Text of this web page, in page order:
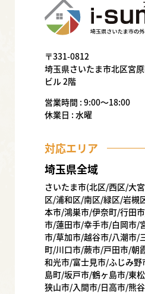
〒331-0812
埼玉県さいたま市北区宮
ビル 2階
営業時間 : 9:00〜18:00
休業日 : 水曜
対応エリア
埼玉県全域
さいたま市(北区/西区/大
区/浦和区/南区/緑区/岩槻
本市/鴻巣市/伊奈町/行田
市/蓮田市/幸手市/白岡市/
市/草加市/越谷市/八潮市/
町/川口市/蕨市/戸田市/朝
和光市/富士見市/ふじみ
島町/坂戸市/鶴ヶ島市/東
狭山市/入間市/日高市/熊